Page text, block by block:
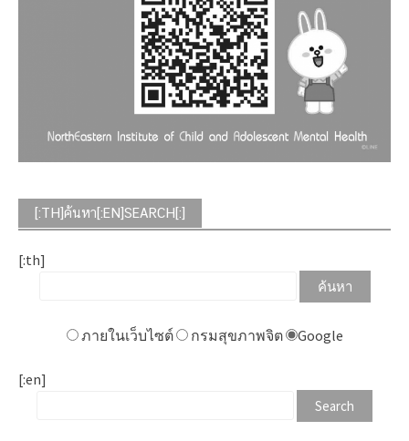
[:TH]ค้นหา[:EN]SEARCH[:]
[:th]
ภายในเว็บไซต์ กรมสุขภาพจิต Google
[:en]